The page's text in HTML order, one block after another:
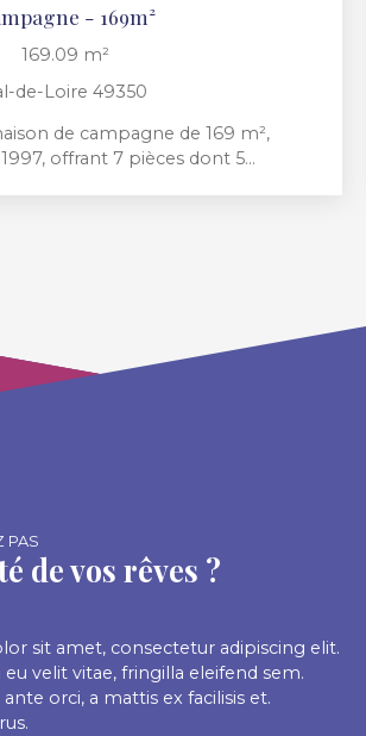
- 169m²
169.09 m²
de-Loire 49350
de campagne de 169 m²,
offrant 7 pièces dont 5
des beaux jours ainsi qu'un
privé. Toiture ardoise, ouvertures
commodités : écoles, crèche et
en voiture ; médecins et restaurant
PAS
de vos rêves ?
sit amet, consectetur adipiscing elit.
eu velit vitae, fringilla eleifend sem.
orci, a mattis ex facilisis et.